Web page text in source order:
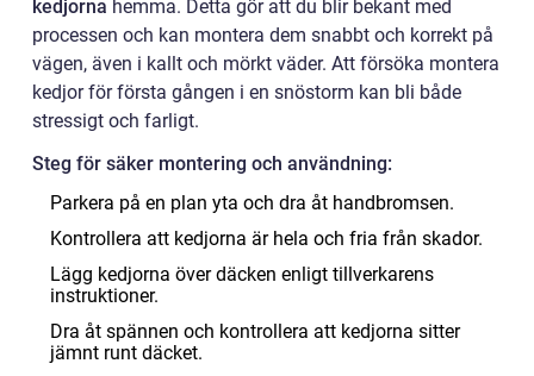
kedjorna hemma. Detta gör att du blir bekant med
processen och kan montera dem snabbt och korrekt på
vägen, även i kallt och mörkt väder. Att försöka montera
kedjor för första gången i en snöstorm kan bli både
stressigt och farligt.
Steg för säker montering och användning:
Parkera på en plan yta och dra åt handbromsen.
Kontrollera att kedjorna är hela och fria från skador.
Lägg kedjorna över däcken enligt tillverkarens
instruktioner.
Dra åt spännen och kontrollera att kedjorna sitter
jämnt runt däcket.